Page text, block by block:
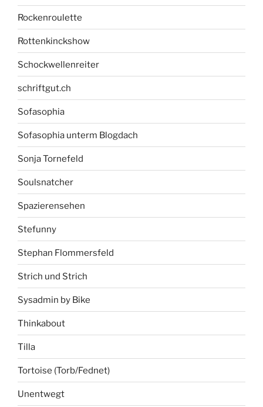
Rockenroulette
Rottenkinckshow
Schockwellenreiter
schriftgut.ch
Sofasophia
Sofasophia unterm Blogdach
Sonja Tornefeld
Soulsnatcher
Spazierensehen
Stefunny
Stephan Flommersfeld
Strich und Strich
Sysadmin by Bike
Thinkabout
Tilla
Tortoise (Torb/Fednet)
Unentwegt